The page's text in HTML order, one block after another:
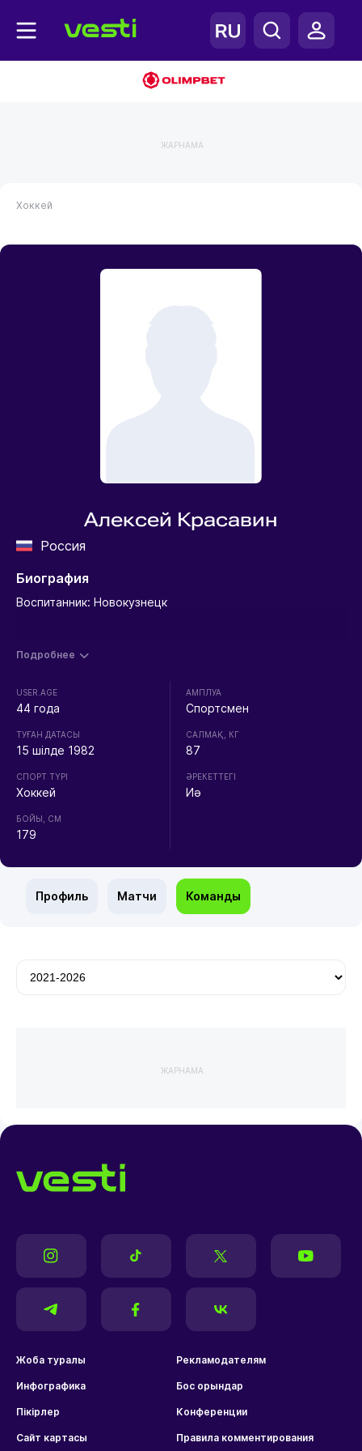
ЖАРНАМА
Хоккей
Алексей Красавин
Россия
Биография
Воспитанник: Новокузнецк
Подробнее
USER.AGE
44 года
ТУҒАН ДАТАСЫ
15 шілде 1982
СПОРТ ТҮРІ
Хоккей
БОЙЫ, СМ
179
АМПЛУА
Спортсмен
CАЛМАҚ, КГ
87
ӘРЕКЕТТЕГІ
Иә
Профиль Матчи Команды
ЖАРНАМА
Жоба туралы Рекламодателям
Инфографика Бос орындар
Пікірлер Конференции
Сайт картасы Правила комментирования